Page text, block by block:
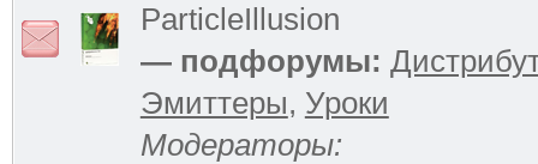
ParticleIllusion
— подфорумы:
Эмиттеры, Уроки
Модераторы: